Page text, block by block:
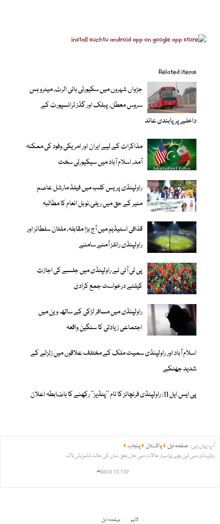
Related items
جڑواں شہروں میں سکیورٹی ہائی الرٹ، میٹرو بس
سروس معطل، پبلک اور گڈز ٹرانسپورٹ کے
داخلے پر پابندی عائد
مذاکرات کے لیے ایران اور امریکی وفود کی ممکنہ
آمد، اسلام آباد میں سیکیورٹی سخت
راولپنڈی پریس کلب میں فیلڈ مارشل عاصم
منیر کے حق میں ریلی،نوبل انعام کا مطالبہ
قذافی اسٹیڈیم میں آج بڑا مقابلہ، ملتان سلطانز اور
راولپنڈی رائلز آمنے سامنے
پی ٹی آئی نے راولپنڈی میں جلسے کی اجازت
کیلئے درخواست جمع کرادی
راولپنڈی میں مسافر لڑکی کے ساتھ وین میں
اجتماعی زیادتی کا سنگین واقعہ
اسلام آباد اور راولپنڈی سمیت ملک کے مختلف علاقوں میں زلزلے کے
شدید جھٹکے
پی ایس ایل 11: راولپنڈی فرنچائز کا نام ’’پنڈیز‘‘ رکھنے کا باضابطہ اعلان
آپ یہاں ہیں: صفحہ اول پاکستان
پنجاب
راولپنڈی میں تین بچے پراسرار حالات میں جاں بحق، ماں کی حالت تشویش ناک
BACK TO TOP
صفحہ اول لائیو